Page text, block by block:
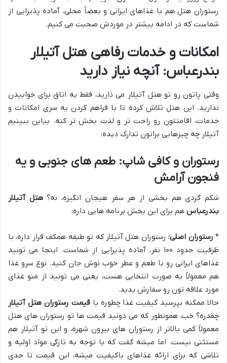
رستوران هتل هم با غذاهای ایرانی و بعضاً محلی، آماده پذیرایی از
شماست که در ادامه بیشتر در موردش صحبت می کنیم.
امکانات و خدمات رفاهی هتل آتیلار
بندرعباس: آنچه نیاز دارید
وقتی پاتون رو تو هتل آتیلار می ذارید، فقط یه اتاق برای خوابیدن
ندارید. این هتل تلاش کرده تا با فراهم کردن یه سری امکانات و
خدمات، اقامتتون رو راحت تر و لذت بخش تر کنه. بیاین ببینیم
آتیلار چه چیزهایی براتون تدارک دیده:
رستوران و کافی شاپ: طعم های جنوبی و یه
فنجون آرامش
شکم گردی هم بخشی از هر سفر هیجان انگیزه، نه؟هتل آتیلار
بندرعباس هم برای این بخش برنامه هایی داره:
* رستوران اصلی:رستوران هتل آتیلار که تو طبقه همکف قرار داره، با
ظرفیت حدود ۱۰۰ نفر، آماده پذیرایی از شماست. اینجا می تونید
غذاهای ایرانی رو با طعم و عطر خوب نوش جان کنید. نوع سرو غذا
هم معمولاً به صورت انتخابی هست، یعنی می تونید از منو غذای
مورد علاقه تون رو سفارش بدید.
حالا ممکنه بپرسید کیفیت غذا چطوره یاقیمت رستوران هتل آتیلار
چقدره؟ خب، همونطور که می دونید قیمت ها تو رستوران های هتل
معمولاً کمی بالاتر از رستوران های بیرون شهره، و این تو آتیلار هم
مستثنی نیست. اما میشه گفت که با توجه به تازگی مواد اولیه و
تلاشی که برای ارائه غذاهای باکیفیت میشه، این قیمت تا حدی